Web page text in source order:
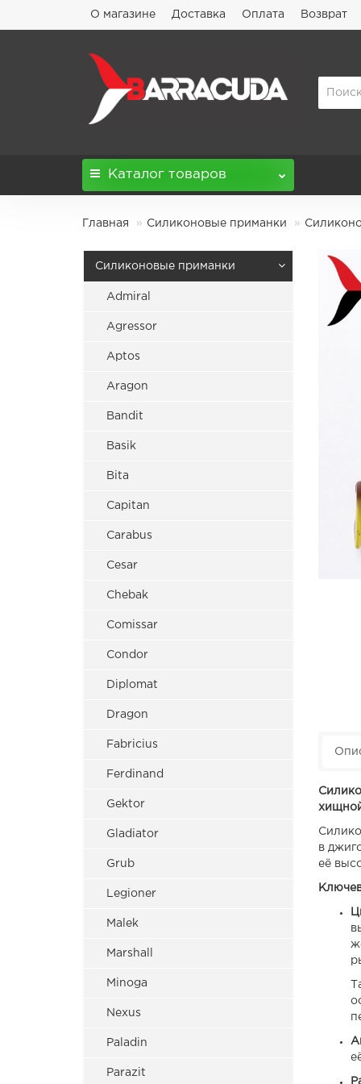
О магазине Доставка Оплата Возврат
Каталог товаров
Главная Силиконовые приманки
Силиконовые приманки
Admiral
Agressor
Aptos
Aragon
Bandit
Basik
Bita
Capitan
Carabus
Cesar
Chebak
Comissar
Condor
Diplomat
Dragon
Fabricius
Ferdinand
Gektor
Gladiator
Grub
Legioner
Malek
Marshall
Minoga
Nexus
Paladin
Parazit
в
её